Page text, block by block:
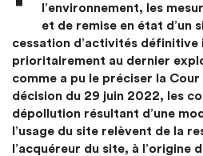
l’environnement, les
et de remise en état d’un
cessation d’activités définitive
prioritairement au dernier
comme a pu le préciser la
décision du 29 juin 2022, les
dépollution résultant d’une
l’usage du site relèvent de la
l’acquéreur du site, à l’origine